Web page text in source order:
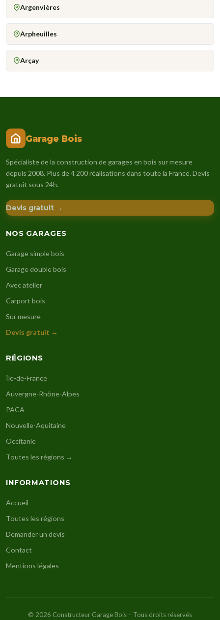
Argenvières
Arpheuilles
Arçay
Garage Bois
Spécialiste de la construction de garages en bois sur mesure
depuis 2008. Plus de 4 200 réalisations dans toute la France. Devis
gratuit sous 24h.
Devis gratuit →
NOS GARAGES
Garage simple bois
Garage double bois
Avec atelier
Carport bois
Sur mesure
Devis gratuit →
RÉGIONS
Île-de-France
Auvergne-Rhône-Alpes
PACA
Nouvelle-Aquitaine
Occitanie
Toutes les régions →
INFORMATIONS
Accueil
Toutes les régions
Demander un devis
Contact
Mentions légales
© 2026 Constructeur Garage Bois – Tous droits réservés